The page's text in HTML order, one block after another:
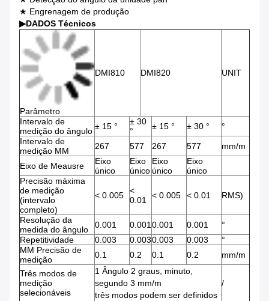
★ Engrenagem de produção
▶DADOS Técnicos
Parâmetro
DMI810 DMI820 UNIT
Intervalo de
medição do ângulo ± 15 °
± 30
°
± 15 ° ± 30 °
°
Intervalo de
medição MM
267 577 267 577 mm/m
Eixo de Meausre
Eixo
único
Eixo
único
Eixo
único
Eixo
único
Precisão máxima
de medição
(intervalo
completo)
< 0.005
<
0.01 < 0.005 < 0.01 RMS)
Resolução da
medida do ângulo
0.001 0.0010.001 0.001
°
Repetitividade
0.003 0.0030.003 0.003
°
MM Precisão de
medição
0.1 0.2 0.1 0.2
mm/m
Três modos de
medição
selecionáveis
1 Ângulo 2 graus, minuto,
segundo 3 mm/m
três modos podem ser definidos
/